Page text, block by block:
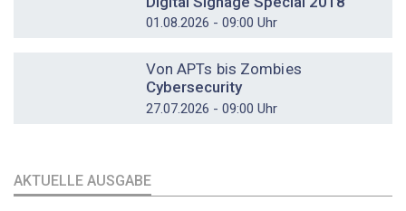
01.08.2026 - 09:00 Uhr
Von APTs bis Zombies
Cybersecurity
27.07.2026 - 09:00 Uhr
AKTUELLE AUSGABE